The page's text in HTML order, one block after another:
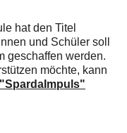
hat den Titel
und Schüler soll
geschaffen werden.
möchte, kann